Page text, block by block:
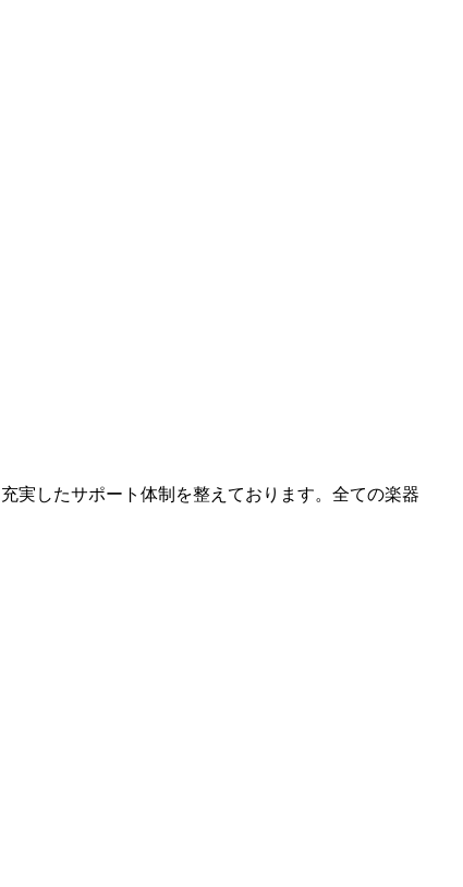
実したサポート体制を整えております。全ての楽器